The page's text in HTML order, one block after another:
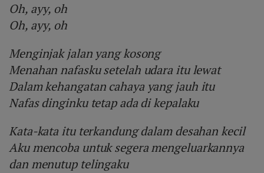
Oh, ayy, oh
Oh, ayy, oh
Menginjak jalan yang kosong
Menahan nafasku setelah udara itu lewat
Dalam kehangatan cahaya yang jauh itu
Nafas dinginku tetap ada di kepalaku
Kata-kata itu terkandung dalam desahan kecil
Aku mencoba untuk segera mengeluarkannya
dan menutup telingaku